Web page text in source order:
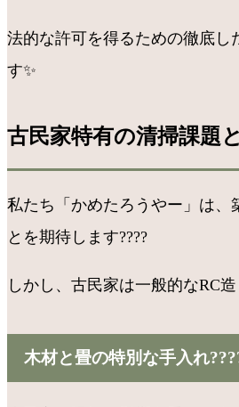
法的な許可を得るための徹底し
す✨
古民家特有の清掃課題
私たち「かめたろうやー」は、
とを期待します????
しかし、古民家は一般的なRC
木材と畳の特別な手入れ